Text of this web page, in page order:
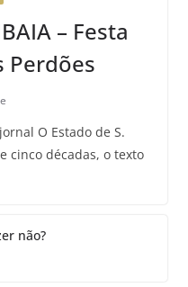
– Festa
Perdões
O Estado de S.
cinco décadas, o texto
não?